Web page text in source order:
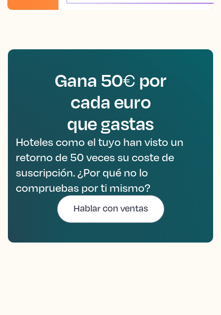
Gana 50€ por
cada euro
que gastas
Hoteles como el tuyo han visto un
retorno de 50 veces su coste de
suscripción. ¿Por qué no lo
compruebas por ti mismo?
Hablar con ventas